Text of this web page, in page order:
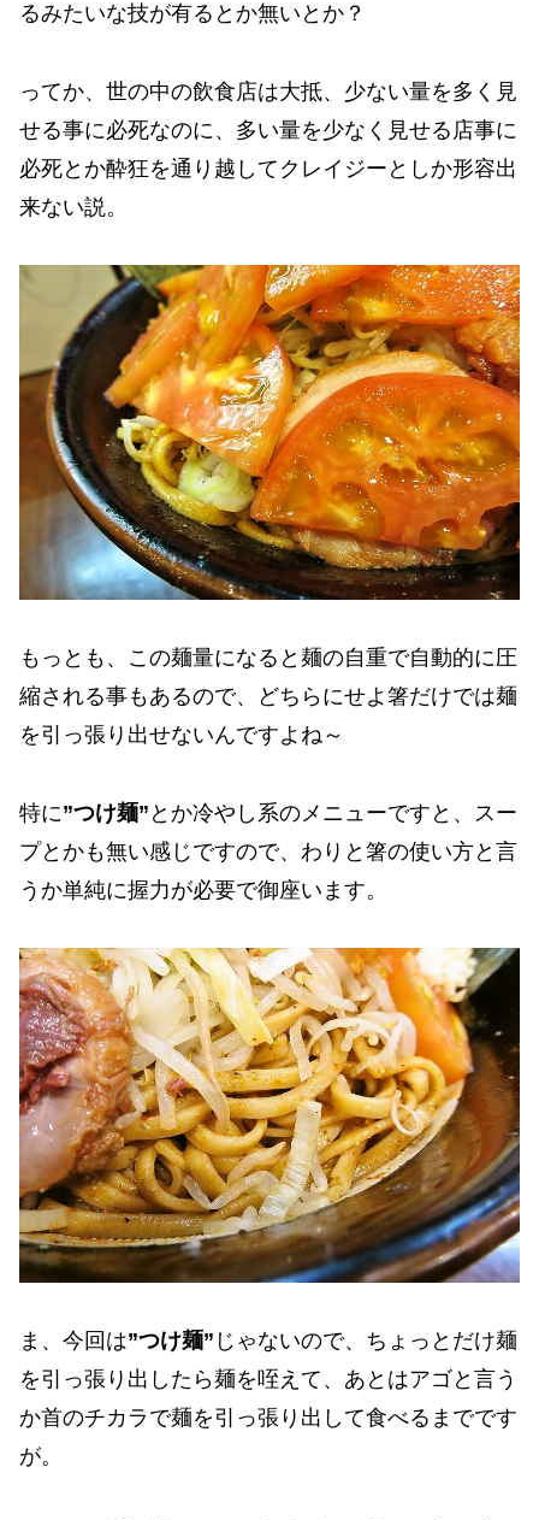
るみたいな技が有るとか無いとか？
ってか、世の中の飲食店は大抵、少ない量を多く見
せる事に必死なのに、多い量を少なく見せる店事に
必死とか酔狂を通り越してクレイジーとしか形容出
来ない説。
もっとも、この麺量になると麺の自重で自動的に圧
縮される事もあるので、どちらにせよ箸だけでは麺
を引っ張り出せないんですよね～
特に”つけ麺” とか冷やし系のメニューですと、スー
プとかも無い感じですので、わりと箸の使い方と言
うか単純に握力が必要で御座います。
ま、今回は”つけ麺” じゃないので、ちょっとだけ麺
を引っ張り出したら麺を咥えて、あとはアゴと言う
か首のチカラで麺を引っ張り出して食べるまでです
が。